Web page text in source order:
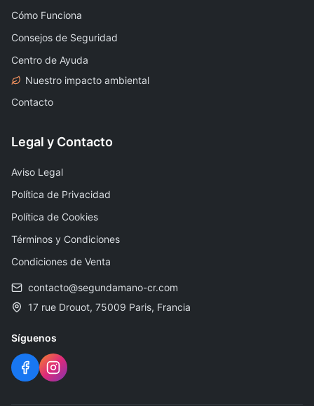
Cómo Funciona
Consejos de Seguridad
Centro de Ayuda
Nuestro impacto ambiental
Contacto
Legal y Contacto
Aviso Legal
Política de Privacidad
Política de Cookies
Términos y Condiciones
Condiciones de Venta
contacto@segundamano-cr.com
17 rue Drouot, 75009 Paris, Francia
Síguenos